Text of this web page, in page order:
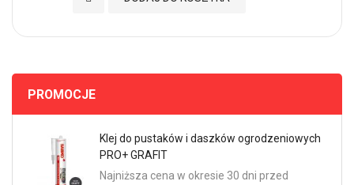
PROMOCJE
Klej do pustaków i daszków ogrodzeniowych
PRO+ GRAFIT
Najniższa cena w okresie 30 dni przed